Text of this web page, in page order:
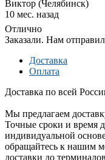
Виктор (Челябинск)
10 мес. назад
Отлично
Заказали. Нам
Доставка
Оплата
Доставка по всей
Мы предлагаем
Точные сроки и время
индивидуальной
обращайтесь к нашим
доставки до